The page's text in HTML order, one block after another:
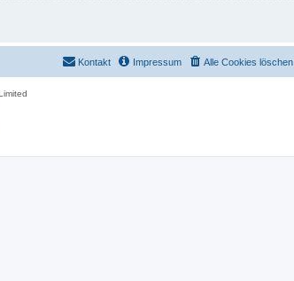
Alle Cookies löschen
Impressum
Kontakt